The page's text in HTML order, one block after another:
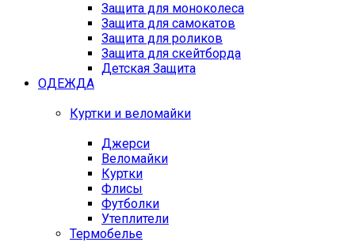
Защита для моноколеса
Защита для самокатов
Защита для роликов
Защита для скейтборда
Детская Защита
ОДЕЖДА
Куртки и веломайки
Джерси
Веломайки
Куртки
Флисы
Футболки
Утеплители
Термобелье